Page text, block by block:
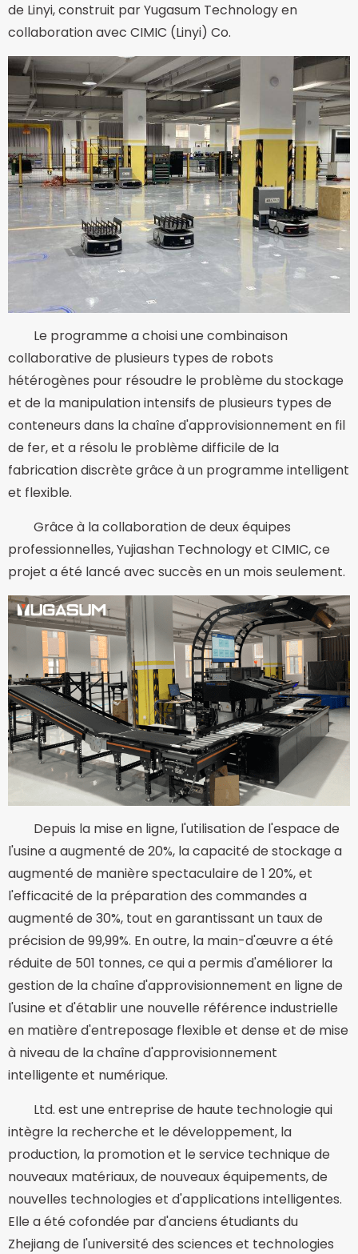
de Linyi, construit par Yugasum Technology en
collaboration avec CIMIC (Linyi) Co.
Le programme a choisi une combinaison
collaborative de plusieurs types de robots
hétérogènes pour résoudre le problème du stockage
et de la manipulation intensifs de plusieurs types de
conteneurs dans la chaîne d'approvisionnement en fil
de fer, et a résolu le problème difficile de la
fabrication discrète grâce à un programme intelligent
et flexible.
Grâce à la collaboration de deux équipes
professionnelles, Yujiashan Technology et CIMIC, ce
projet a été lancé avec succès en un mois seulement.
Depuis la mise en ligne, l'utilisation de l'espace de
l'usine a augmenté de 20%, la capacité de stockage a
augmenté de manière spectaculaire de 1 20%, et
l'efficacité de la préparation des commandes a
augmenté de 30%, tout en garantissant un taux de
précision de 99,99%. En outre, la main-d'œuvre a été
réduite de 501 tonnes, ce qui a permis d'améliorer la
gestion de la chaîne d'approvisionnement en ligne de
l'usine et d'établir une nouvelle référence industrielle
en matière d'entreposage flexible et dense et de mise
à niveau de la chaîne d'approvisionnement
intelligente et numérique.
Ltd. est une entreprise de haute technologie qui
intègre la recherche et le développement, la
production, la promotion et le service technique de
nouveaux matériaux, de nouveaux équipements, de
nouvelles technologies et d'applications intelligentes.
Elle a été cofondée par d'anciens étudiants du
Zhejiang de l'université des sciences et technologies